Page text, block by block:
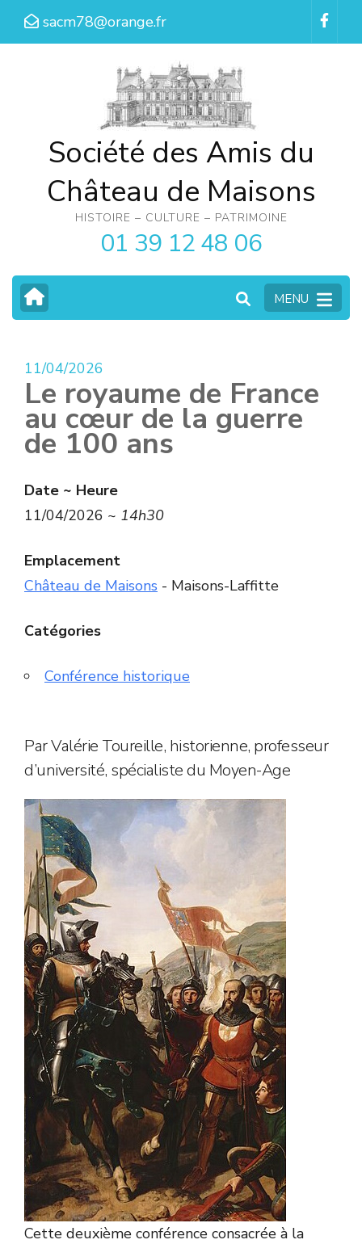
Aller
sacm78@orange.fr
Société des Amis du
Château de Maisons
HISTOIRE – CULTURE – PATRIMOINE
01 39 12 48 06
MENU
11/04/2026
Le royaume de France
au cœur de la guerre
de 100 ans
Date ~ Heure
11/04/2026 ~ 14h30
Emplacement
Château de Maisons - Maisons-Laffitte
Catégories
Conférence historique
Par Valérie Toureille, historienne, professeur
d’université, spécialiste du Moyen-Age
Cette deuxième conférence consacrée à la